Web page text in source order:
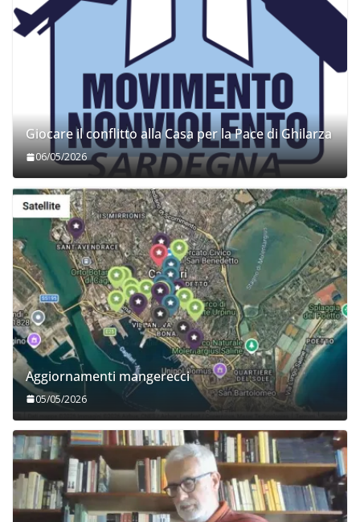
Giocare il conflitto alla Casa per la Pace di Ghilarza
06/05/2026
Aggiornamenti mangerecci
05/05/2026